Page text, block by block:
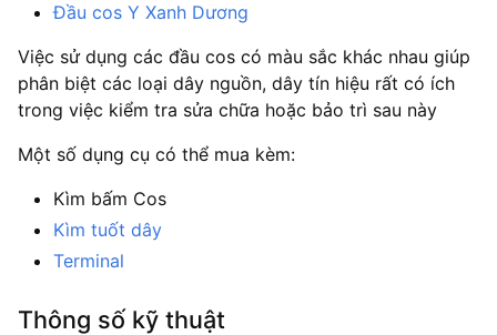
Đầu cos Y Xanh Dương
Việc sử dụng các đầu cos có màu sắc khác nhau giúp
phân biệt các loại dây nguồn, dây tín hiệu rất có ích
trong việc kiểm tra sửa chữa hoặc bảo trì sau này
Một số dụng cụ có thể mua kèm:
Kìm bấm Cos
Kìm tuốt dây
Terminal
Thông số kỹ thuật